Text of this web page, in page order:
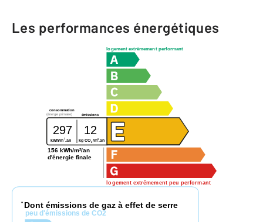
Les performances énergétiques
logement extrêmement performant
logement extrêmement peu performant
consommation
émissions
(énergie primaire)
297 12
kWh/m2.an kg CO2/m2 .an
156 kWh/m²/an
d'énergie finale
* Dont émissions de gaz à effet de serre
peu d'émissions de CO2